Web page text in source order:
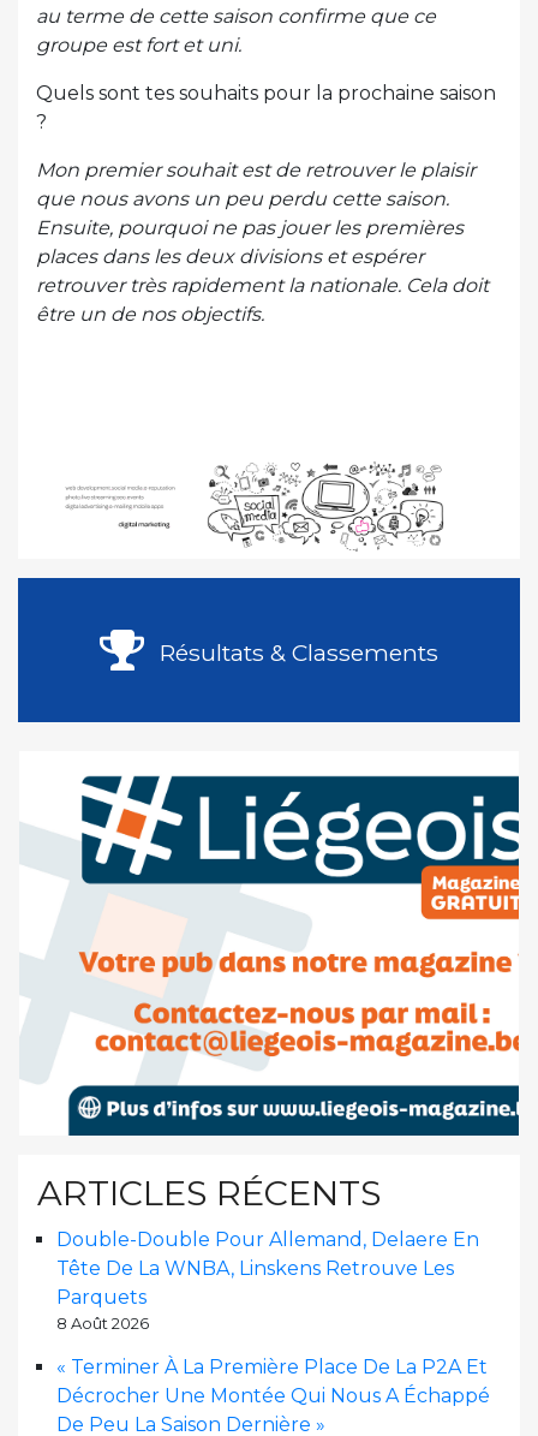
au terme de cette saison confirme que ce
groupe est fort et uni.
Quels sont tes souhaits pour la prochaine saison
?
Mon premier souhait est de retrouver le plaisir
que nous avons un peu perdu cette saison.
Ensuite, pourquoi ne pas jouer les premières
places dans les deux divisions et espérer
retrouver très rapidement la nationale. Cela doit
être un de nos objectifs.
Résultats & Classements
ARTICLES RÉCENTS
Double-Double Pour Allemand, Delaere En
Tête De La WNBA, Linskens Retrouve Les
Parquets
8 Août 2026
« Terminer À La Première Place De La P2A Et
Décrocher Une Montée Qui Nous A Échappé
De Peu La Saison Dernière »